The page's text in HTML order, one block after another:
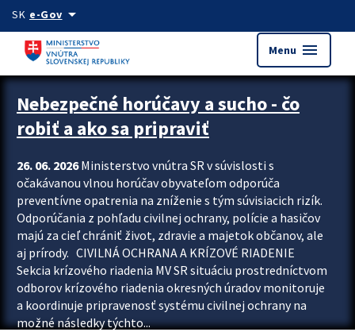
Preskocit na hlavný obsah
SK e-Govarrow_drop_down
Menu menu
Zastavit automatický posun upútavok
Nebezpečné horúčavy a sucho - čo
robiť a ako sa pripraviť
26. 06. 2026Ministerstvo vnútra SR v súvislosti s
očakávanou vlnou horúčav obyvateľom odporúča
preventívne opatrenia na zníženie s tým súvisiacich rizík.
Odporúčania z pohľadu civilnej ochrany, polície a hasičov
majú za cieľ chrániť život, zdravie a majetok občanov, ale
aj prírody. CIVILNÁ OCHRANA A KRÍZOVÉ RIADENIE
Sekcia krízového riadenia MV SR situáciu prostredníctvom
odborov krízového riadenia okresných úradov monitoruje
a koordinuje pripravenosť systému civilnej ochrany na
možné následky týchto...